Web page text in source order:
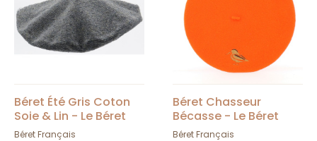
Béret Été Gris Coton
Soie & Lin - Le Béret
Français
Béret Français
Béret Chasseur
Bécasse - Le Béret
Français - TRACLET
Béret Français